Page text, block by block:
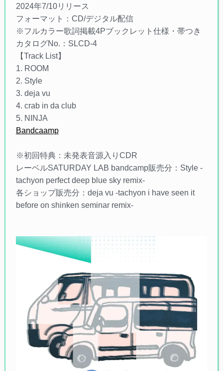
2024年7/10リリース
フォーマット：CD/デジタル配信
※フルカラー歌詞掲載4Pブックレット仕様・帯つき
カタログNo.：SLCD-4
【Track List】
1. ROOM
2. Style
3. deja vu
4. crab in da club
5. NINJA
Bandcaamp
※初回特典：未発表音源入りCDR
レーベルSATURDAY LAB bandcamp販売分：Style -
tachyon perfect deep blue sky remix-
各ショップ販売分：deja vu -tachyon i have seen it
before on shinken seminar remix-